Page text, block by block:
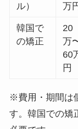
ル）
万
韓国で
の矯正
20
万
60
円
※費用・期間は
す。韓国での矯